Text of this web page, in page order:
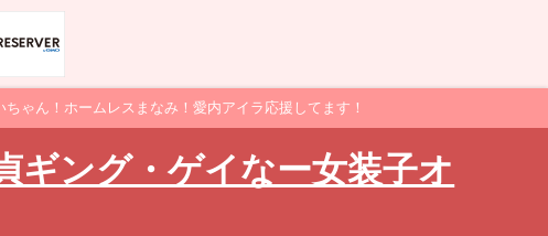
ゃん！ホームレスまなみ！愛内アイラ応援してます！
ギング・ゲイなー女装子オ